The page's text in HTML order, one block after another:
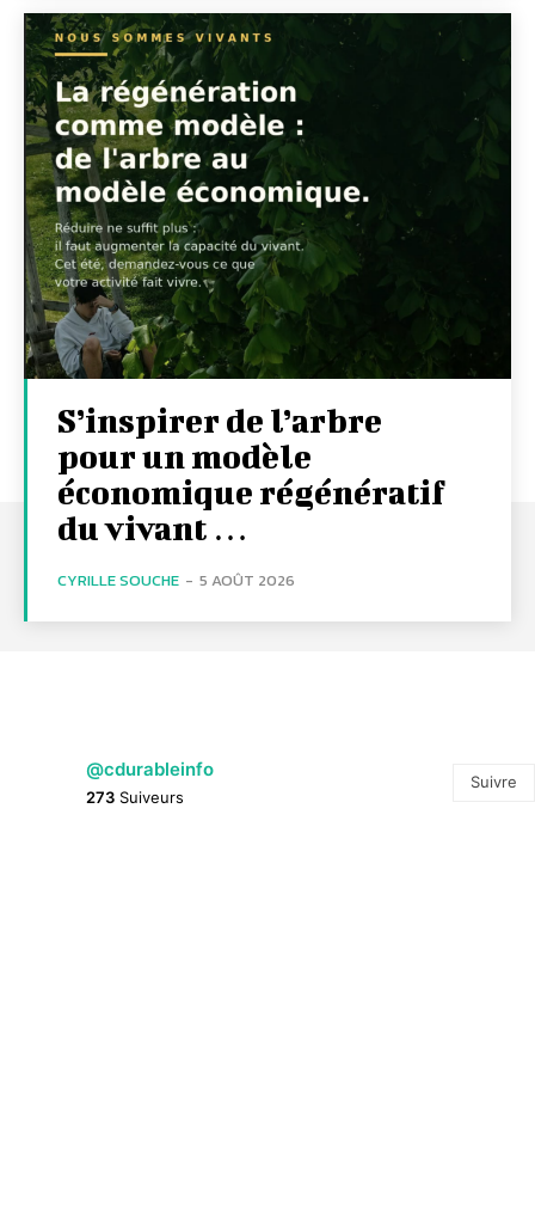
S’inspirer de l’arbre
pour un modèle
économique régénératif
du vivant …
CYRILLE SOUCHE - 5 AOÛT 2026
@cdurableinfo
273 Suiveurs
Suivre